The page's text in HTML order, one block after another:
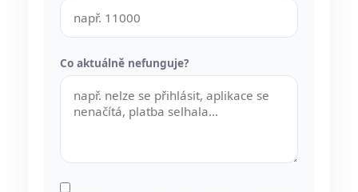
Co aktuálně nefunguje?